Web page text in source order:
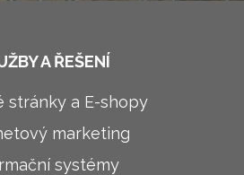
A ŘEŠENÍ
stránky a E-shopy
marketing
systémy